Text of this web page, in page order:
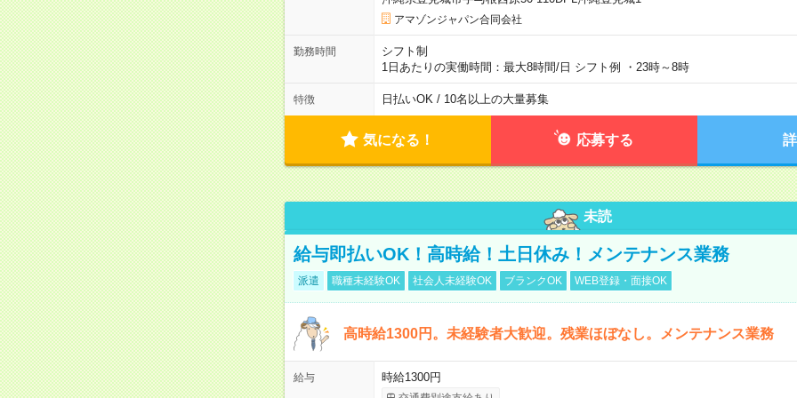
アマゾンジャパン合同会社
勤務時間
シフト制
1日あたりの実働時間：最大8時間/日 シフト例 ・23時～8時
特徴 日払いOK / 10名以上の大量募集
気になる！ 応募する
未読
給与即払いOK！高時給！土日休み！メンテナンス業務
派遣 職種未経験OK 社会人未経験OK ブランクOK WEB登録・面接OK
高時給1300円。未経験者大歓迎。残業ほぼなし。メンテナンス業務
給与 時給1300円